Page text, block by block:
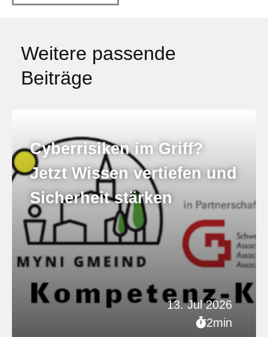
Weitere passende
Beiträge
13. Jul 2026
2min
Cyberrisiken im Griff?
Jetzt Wissen vertiefen und
Sicherheit stärken